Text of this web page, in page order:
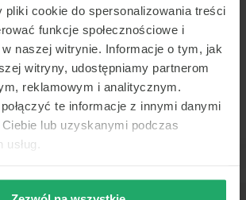
pliki cookie do spersonalizowania treści
funkcje społecznościowe i
naszej witrynie. Informacje o tym, jak
witryny, udostępniamy partnerom
reklamowym i analitycznym.
te informacje z innymi danymi
lub uzyskanymi podczas
-
-
-
-
-
-
termin na 2026-08-17
Zobacz najbliższy
termin